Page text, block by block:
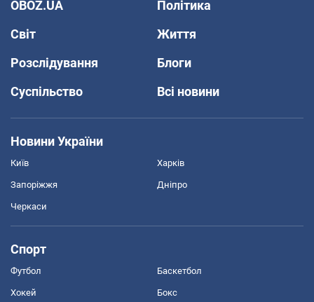
OBOZ.UA
Політика
Світ
Життя
Розслідування
Блоги
Суспільство
Всі новини
Новини України
Київ Харків
Запоріжжя Дніпро
Черкаси
Спорт
Футбол Баскетбол
Хокей Бокс